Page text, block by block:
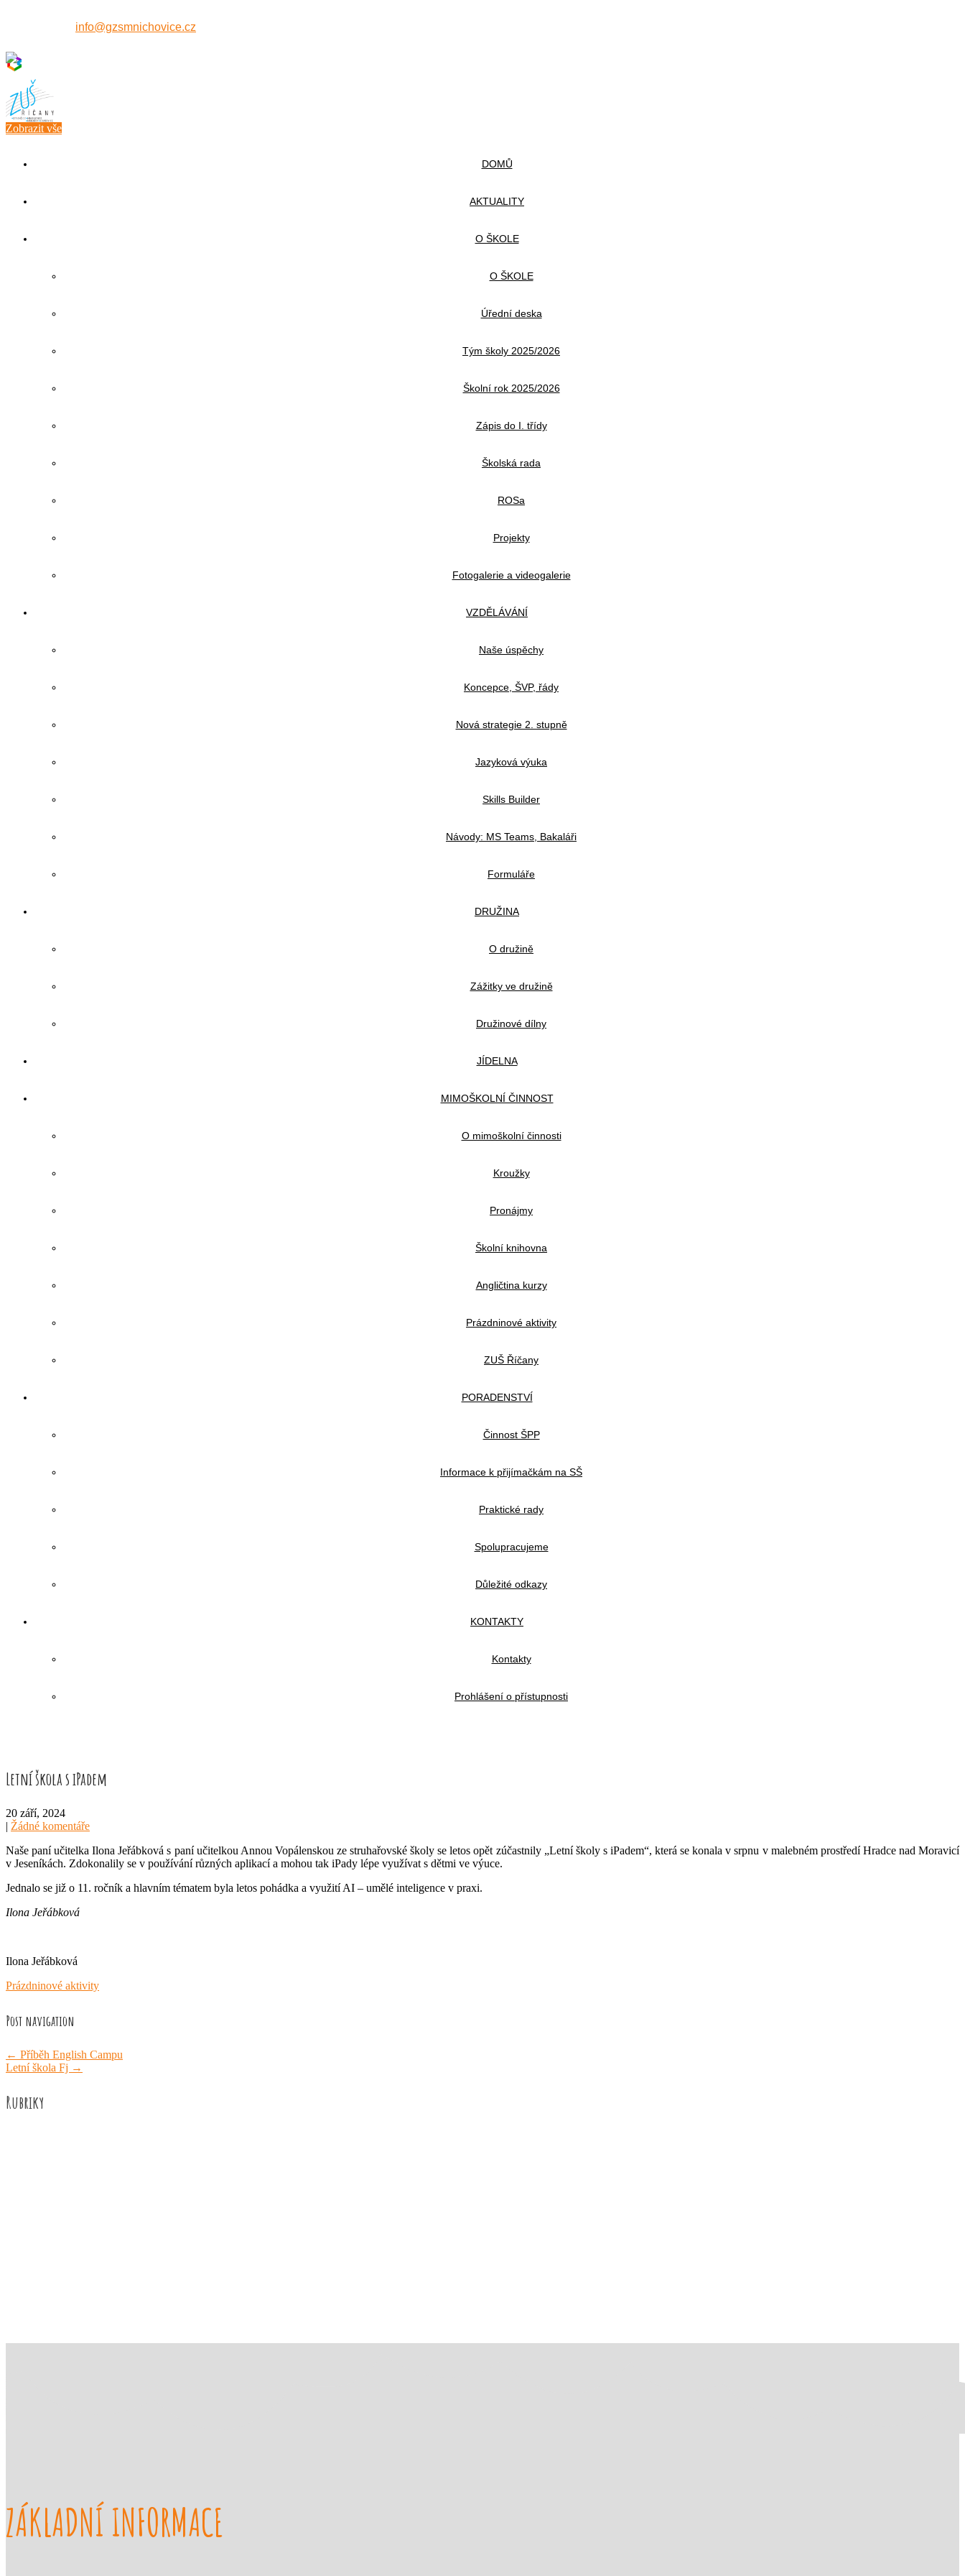
info@gzsmnichovice.cz
Zobrazit vše
DOMŮ
AKTUALITY
O ŠKOLE
O ŠKOLE
Úřední deska
Tým školy 2025/2026
Školní rok 2025/2026
Zápis do I. třídy
Školská rada
ROSa
Projekty
Fotogalerie a videogalerie
VZDĚLÁVÁNÍ
Naše úspěchy
Koncepce, ŠVP, řády
Nová strategie 2. stupně
Jazyková výuka
Skills Builder
Návody: MS Teams, Bakaláři
Formuláře
DRUŽINA
O družině
Zážitky ve družině
Družinové dílny
JÍDELNA
MIMOŠKOLNÍ ČINNOST
O mimoškolní činnosti
Kroužky
Pronájmy
Školní knihovna
Angličtina kurzy
Prázdninové aktivity
ZUŠ Říčany
PORADENSTVÍ
Činnost ŠPP
Informace k přijímačkám na SŠ
Praktické rady
Spolupracujeme
Důležité odkazy
KONTAKTY
Kontakty
Prohlášení o přístupnosti
Letní škola s iPadem
20 září, 2024
| Žádné komentáře
Naše paní učitelka Ilona Jeřábková s paní učitelkou Annou Vopálenskou ze struhařovské školy se letos opět zúčastnily „Letní školy s iPadem“, která se konala v srpnu v malebném prostředí Hradce nad Moravicí
v Jeseníkách. Zdokonalily se v používání různých aplikací a mohou tak iPady lépe využívat s dětmi ve výuce.
Jednalo se již o 11. ročník a hlavním tématem byla letos pohádka a využití AI – umělé inteligence v praxi.
Ilona Jeřábková
Ilona Jeřábková
Prázdninové aktivity
Post navigation
← Příběh English Campu
Letní škola Fj →
Rubriky
ZÁKLADNÍ INFORMACE